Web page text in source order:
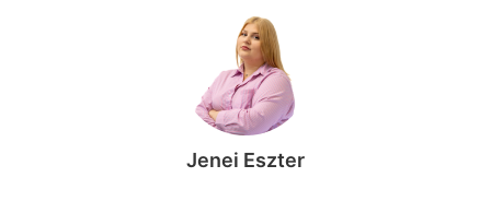
Jenei Eszter